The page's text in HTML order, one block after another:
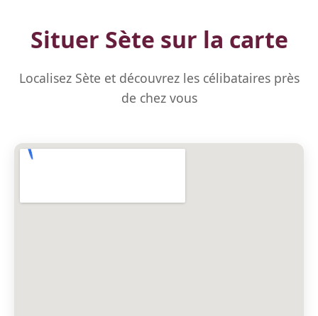
Situer Sète sur la carte
Localisez Sète et découvrez les célibataires près
de chez vous